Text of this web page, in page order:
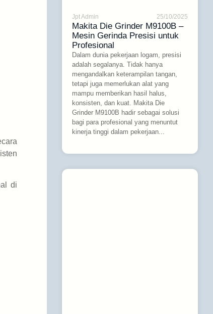
di
Jpt Admin 25/10/2025
Makita Die Grinder M9100B –
Mesin Gerinda Presisi untuk
Profesional
Dalam dunia pekerjaan logam, presisi
adalah segalanya. Tidak hanya
mengandalkan keterampilan tangan,
tetapi juga memerlukan alat yang
mampu memberikan hasil halus,
konsisten, dan kuat. Makita Die
Grinder M9100B hadir sebagai solusi
bagi para profesional yang menuntut
kinerja tinggi dalam pekerjaan...